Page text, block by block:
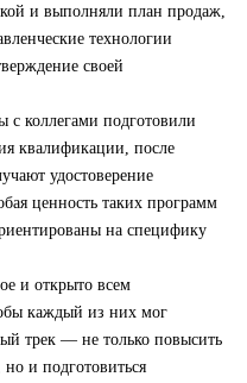
и выполняли план продаж,
технологии
своей
коллегами подготовили
квалификации, после
удостоверение
ценность таких программ
на специфику
и открыто всем
каждый из них мог
трек — не только повысить
и подготовиться